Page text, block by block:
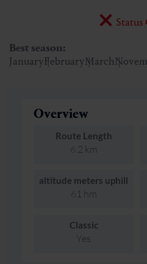
Status
Best season:
JanuaryFebruaryMarch
Overview
Route Length
6.2 km
altitude meters uphill
61 hm
Classic
Yes